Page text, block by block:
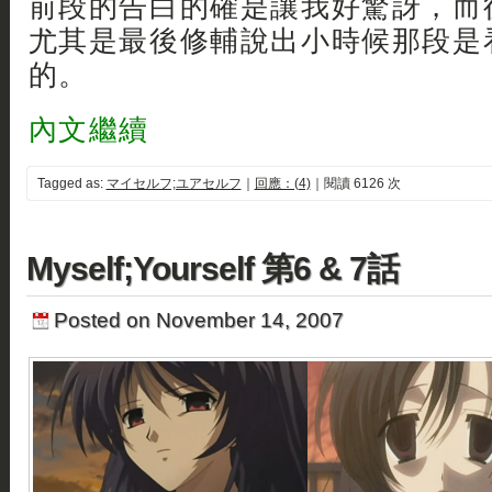
前段的告白的確是讓我好驚訝，
尤其是最後修輔說出小時候那段
的。
內文繼續
Tagged as: マイセルフ;ユアセルフ 回應：(4)｜閱讀 6126 次
Myself;Yourself 第6 & 7話
Posted on November 14, 2007